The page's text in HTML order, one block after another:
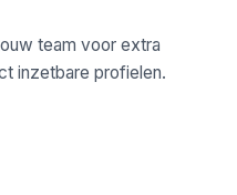
team voor extra
inzetbare profielen.